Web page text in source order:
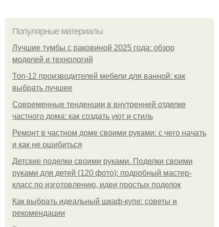
Популярные материалы
Лучшие тумбы с раковиной 2025 года: обзор
моделей и технологий
Топ-12 производителей мебели для ванной: как
выбрать лучшее
Современные тенденции в внутренней отделке
частного дома: как создать уют и стиль
Ремонт в частном доме своими руками: с чего начать
и как не ошибиться
Детские поделки своими руками. Поделки своими
руками для детей (120 фото): подробный мастер-
класс по изготовлению, идеи простых поделок
Как выбрать идеальный шкаф-купе: советы и
рекомендации